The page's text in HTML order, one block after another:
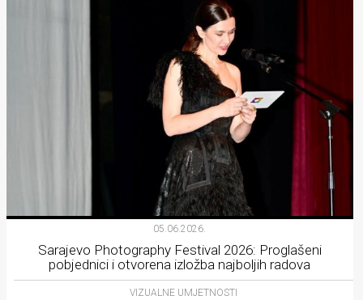
05.06.2026.
Sarajevo Photography Festival 2026: Proglašeni
pobjednici i otvorena izložba najboljih radova
VIZUALNE UMJETNOSTI